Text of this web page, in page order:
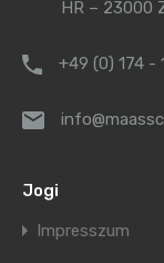
HR – 23000
+49 (0) 174 -
Jogi
Impresszum